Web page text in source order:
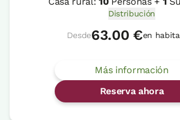
Distribución
Desde63.00 €en
Más información
Reserva ahora